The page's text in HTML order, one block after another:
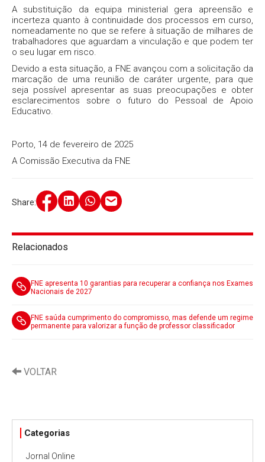
Relacionados
FNE apresenta 10 garantias para recuperar a confiança nos Exames
Nacionais de 2027
FNE saúda cumprimento do compromisso, mas defende um regime
permanente para valorizar a função de professor classificador
A substituição da equipa ministerial gera apreensão e
incerteza quanto à continuidade dos processos em curso,
nomeadamente no que se refere à situação de milhares de
trabalhadores que aguardam a vinculação e que podem ter
o seu lugar em risco.
Devido a esta situação, a FNE avançou com a solicitação da
marcação de uma reunião de caráter urgente, para que
seja possível apresentar as suas preocupações e obter
esclarecimentos sobre o futuro do Pessoal de Apoio
Educativo.
Porto, 14 de fevereiro de 2025
A Comissão Executiva da FNE
Share:
VOLTAR
Categorias
Jornal Online